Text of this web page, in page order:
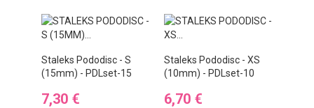
Staleks Pododisc - S
(15mm) - PDLset-15
Preis
7,30 €
Staleks Pododisc - XS
(10mm) - PDLset-10
Preis
6,70 €